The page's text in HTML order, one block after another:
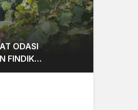
ODASI
FINDIK
AYI İÇİN